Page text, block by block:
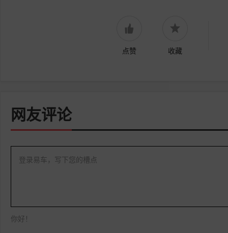
点赞 收藏
网友评论
登录易车，写下您的槽点
你好！